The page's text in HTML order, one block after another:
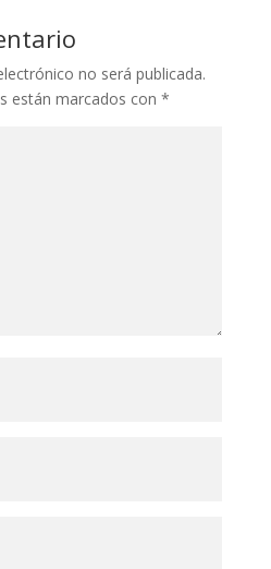
no será publicada.
están marcados con *